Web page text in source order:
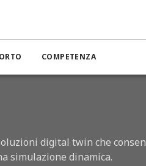
COMPETENZA
digital twin che
simulazione dinamica.